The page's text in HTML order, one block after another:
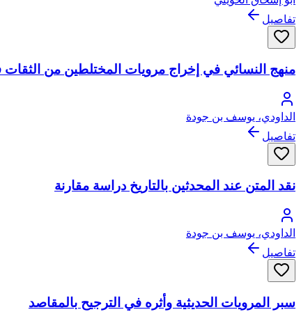
تفاصيل
منهج النسائي في إخراج مرويات المختلطين من
الداودي، يوسف بن جودة
تفاصيل
نقد المتن عند المحدثين بالتاريخ دراسة مقارنة
الداودي، يوسف بن جودة
تفاصيل
سبر المرويات الحديثية وأثره في الترجيح بالمقاصد